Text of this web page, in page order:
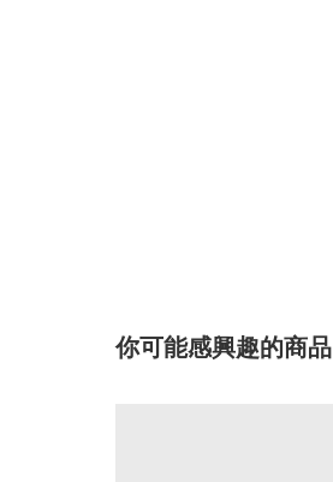
你可能感興趣的商品